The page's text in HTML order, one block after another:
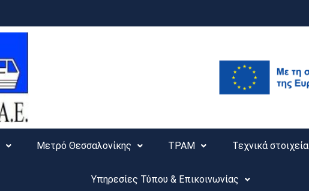
Μετρό Θεσσαλονίκης ΤΡΑΜ Τεχνικά στοιχεία
Υπηρεσίες Τύπου & Επικοινωνίας